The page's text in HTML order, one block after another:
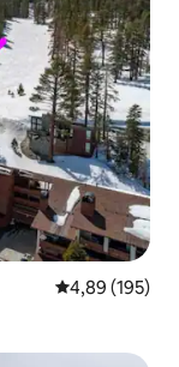
4,89 (195)